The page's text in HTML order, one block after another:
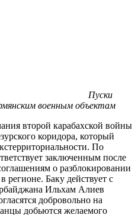
Пуски
военным объектам
второй карабахской войны
коридора, который
По
заключенным после
о разблокировании
Баку действует с
Ильхам Алиев
добровольно на
добьются желаемого